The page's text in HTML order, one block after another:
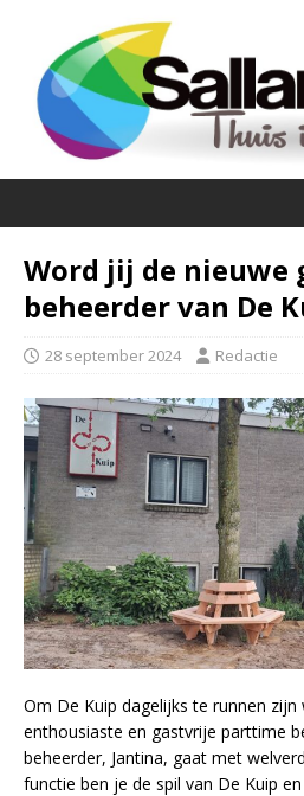
Word jij de nieuwe
beheerder van De
28 september 2024 Redactie
Om De Kuip dagelijks te runnen
enthousiaste en gastvrije parttime
beheerder, Jantina, gaat met
functie ben je de spil van De Kuip